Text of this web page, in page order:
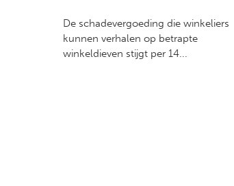
De schadevergoeding die winkeliers
kunnen verhalen op betrapte
winkeldieven stijgt per 14...